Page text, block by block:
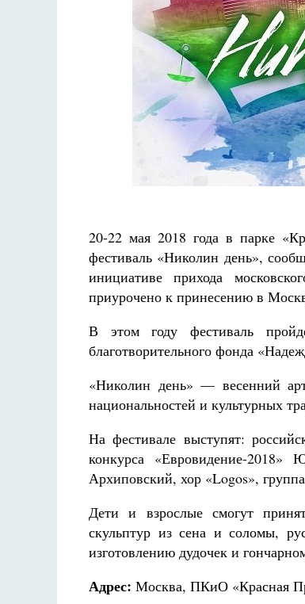
20-22 мая 2018 года в парке
фестиваль «Николин день»,
инициативе прихода
приурочено к принесению в
В этом году фестиваль
благотворительного фонда
«Николин день» — весенний
национальностей и культурных
На фестивале выступят:
конкурса «Евровидение-2018»
Архиповский, хор «Logos»,
Дети и взрослые смогут
скульптур из сена и соломы,
изготовлению дудочек и
Адрес: Москва, ПКиО «Красная
Разлуки не будет
Фредерика де Грааф